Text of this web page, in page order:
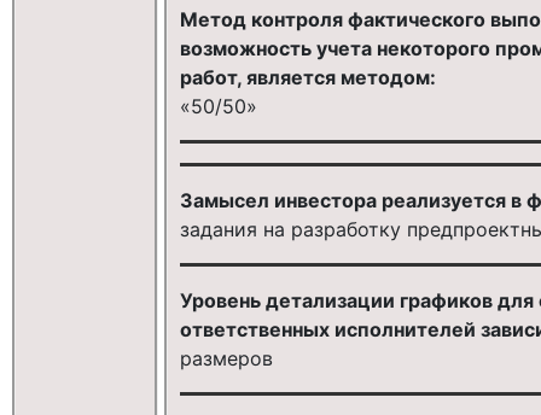
Метод контроля фактического
возможность учета некоторого
работ, является методом:
«50/50»
Замысел инвестора реализуется в
задания на разработку
Уровень детализации графиков для
ответственных исполнителей
размеров